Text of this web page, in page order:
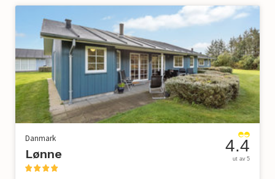
Danmark
Lønne 4.4
ut av 5